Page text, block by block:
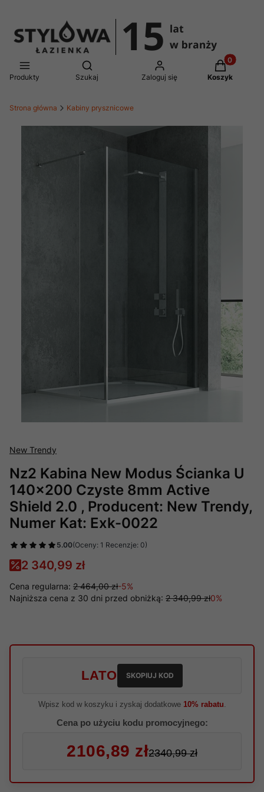
Produkty
Otwórz wyszukiwarkę
Szukaj Zaloguj się
Produkty
Koszyk
Strona główna Kabiny prysznicowe
New Trendy
Nz2 Kabina New Modus Ścianka U
140x200 Czyste 8mm Active
Shield 2.0 , Producent: New Trendy,
Numer Kat: Exk-0022
5.00(Oceny: 1 Recenzje: 0)
2 340,99 zł
Cena regularna: 2 464,00 zł-5%
Najniższa cena z 30 dni przed obniżką: 2 340,99 zł0%
LATO SKOPIUJ KOD
Wpisz kod w koszyku i zyskaj dodatkowe 10% rabatu
Cena po użyciu kodu promocyjnego:
2106,89 zł2340,99 zł